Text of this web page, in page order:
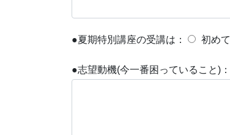
●夏期特別講座の受講は： 初めて
●志望動機(今一番困っていること)：